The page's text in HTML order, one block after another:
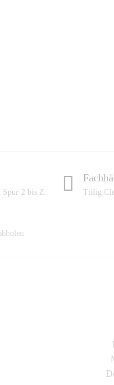
Spur 2 bis Z Tiilig